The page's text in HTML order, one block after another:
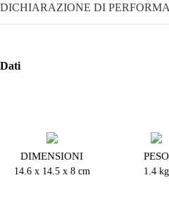
DICHIARAZIONE DI
Dati
DIMENSIONI
14.6 x 14.5 x 8 cm
PESO
1.4 kg